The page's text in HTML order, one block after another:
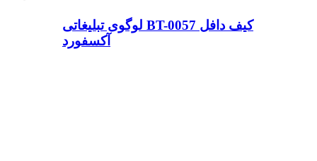
لوگوی تبلیغاتی BT-0057 کیف دافل
آکسفورد